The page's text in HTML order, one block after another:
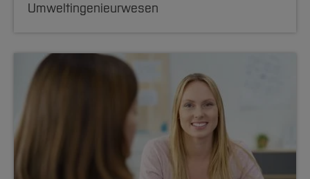
Umweltingenieurwesen